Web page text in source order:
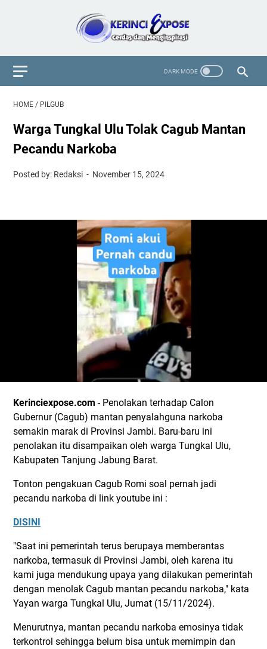
HOME / PILGUB
Warga Tungkal Ulu Tolak Cagub Mantan
Pecandu Narkoba
Posted by: Redaksi November 15, 2024
Kerinciexpose.com - Penolakan terhadap Calon
Gubernur (Cagub) mantan penyalahguna narkoba
semakin marak di Provinsi Jambi. Baru-baru ini
penolakan itu disampaikan oleh warga Tungkal Ulu,
Kabupaten Tanjung Jabung Barat.
Tonton pengakuan Cagub Romi soal pernah jadi
pecandu narkoba di link youtube ini :
DISINI
"Saat ini pemerintah terus berupaya memberantas
narkoba, termasuk di Provinsi Jambi, oleh karena itu
kami juga mendukung upaya yang dilakukan pemerintah
dengan menolak Cagub mantan pecandu narkoba," kata
Yayan warga Tungkal Ulu, Jumat (15/11/2024).
Menurutnya, mantan pecandu narkoba emosinya tidak
terkontrol sehingga belum bisa untuk memimpin dan